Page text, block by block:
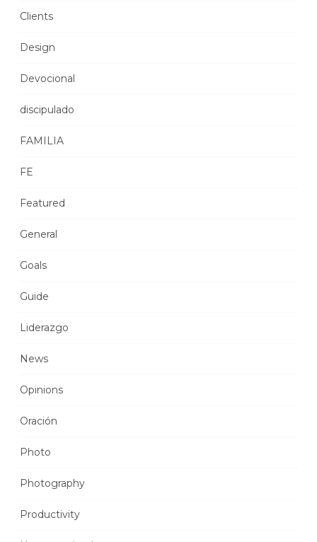
Clients
Design
Devocional
discipulado
FAMILIA
FE
Featured
General
Goals
Guide
Liderazgo
News
Opinions
Oración
Photo
Photography
Productivity